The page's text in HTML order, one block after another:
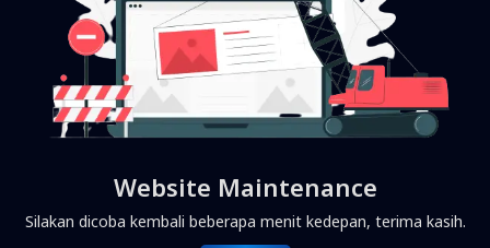
Website Maintenance
Silakan dicoba kembali beberapa menit kedepan, terima kasih.